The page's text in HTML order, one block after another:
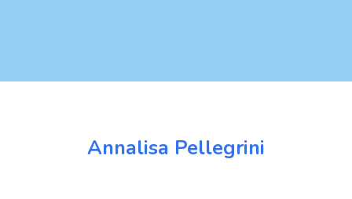
Annalisa Pellegrini